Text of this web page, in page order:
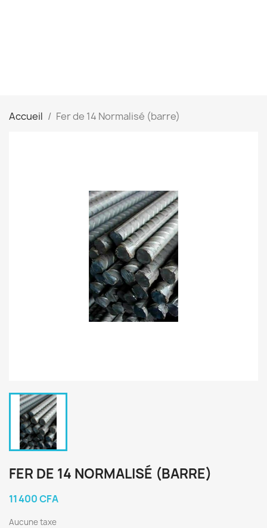
Accueil Fer de 14 Normalisé (barre)
FER DE 14 NORMALISÉ (BARRE)
11 400 CFA
Aucune taxe